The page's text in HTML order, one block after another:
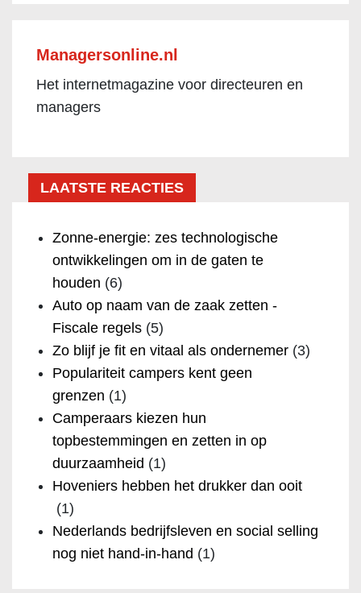
Managersonline.nl
Het internetmagazine voor directeuren en
managers
LAATSTE REACTIES
Zonne-energie: zes technologische
ontwikkelingen om in de gaten te
houden (6)
Auto op naam van de zaak zetten -
Fiscale regels (5)
Zo blijf je fit en vitaal als ondernemer (3)
Populariteit campers kent geen
grenzen (1)
Camperaars kiezen hun
topbestemmingen en zetten in op
duurzaamheid (1)
Hoveniers hebben het drukker dan ooit
(1)
Nederlands bedrijfsleven en social selling
nog niet hand-in-hand (1)